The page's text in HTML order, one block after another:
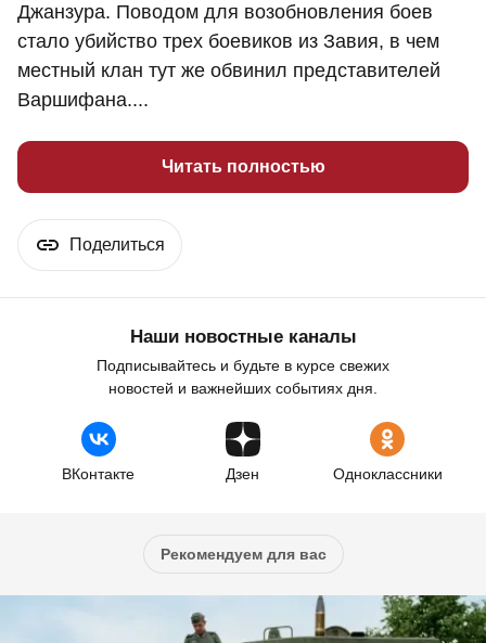
Джанзура. Поводом для возобновления боев
стало убийство трех боевиков из Завия, в чем
местный клан тут же обвинил представителей
Варшифана....
Читать полностью
Поделиться
Наши новостные каналы
Подписывайтесь и будьте в курсе свежих
новостей и важнейших событиях дня.
ВКонтакте Дзен Одноклассники
Рекомендуем для вас